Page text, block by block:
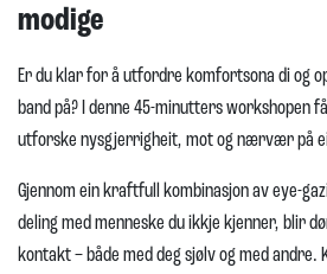
modige
Er du klar for å utfordre komfortsona di og
band på? I denne 45-minutters workshopen
utforske nysgjerrigheit, mot og nærvær på
Gjennom ein kraftfull kombinasjon av eye-
deling med menneske du ikkje kjenner, blir
kontakt – både med deg sjølv og med